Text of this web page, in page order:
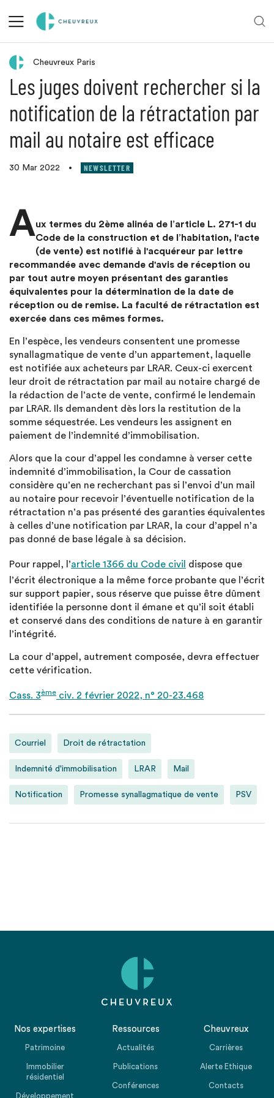
Retour aux actualités
Cheuvreux Paris
Les juges doivent rechercher si la
notification de la rétractation par
mail au notaire est efficace
30 Mar 2022 • NEWSLETTER
Aux termes du 2ème alinéa de l’article L. 271-1 du
Code de la construction et de l’habitation, l'acte
(de vente) est notifié à l'acquéreur par lettre
recommandée avec demande d'avis de réception ou
par tout autre moyen présentant des garanties
équivalentes pour la détermination de la date de
réception ou de remise. La faculté de rétractation est
exercée dans ces mêmes formes.
En l’espèce, les vendeurs consentent une promesse
synallagmatique de vente d’un appartement, laquelle
est notifiée aux acheteurs par LRAR. Ceux-ci exercent
leur droit de rétractation par mail au notaire chargé de
la rédaction de l’acte de vente, confirmé le lendemain
par LRAR. Ils demandent dès lors la restitution de la
somme séquestrée. Les vendeurs les assignent en
paiement de l’indemnité d’immobilisation.
Alors que la cour d’appel les condamne à verser cette
indemnité d’immobilisation, la Cour de cassation
considère qu’en ne recherchant pas si l’envoi d’un mail
au notaire pour recevoir l’éventuelle notification de la
rétractation n’a pas présenté des garanties équivalentes
à celles d’une notification par LRAR, la cour d’appel n’a
pas donné de base légale à sa décision.
Pour rappel, l’article 1366 du Code civil
dispose que
l’écrit électronique a la même force probante que l’écrit
sur support papier, sous réserve que puisse être dûment
identifiée la personne dont il émane et qu’il soit établi
et conservé dans des conditions de nature à en garantir
l’intégrité.
La cour d’appel, autrement composée, devra effectuer
cette vérification.
Cass. 3ème civ. 2 février 2022, n° 20-23.468
Courriel Droit de rétractation
Indemnité d'immobilisation LRAR Mail
Notification Promesse synallagmatique de vente PSV
Nos expertises
Patrimoine
Immobilier
résidentiel
Développement
Ressources
Actualités
Publications
Conférences
Cheuvreux
Carrières
Alerte Ethique
Contacts